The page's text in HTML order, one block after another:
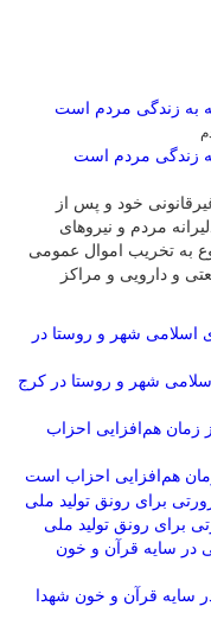
زندگی مردم است
خود و پس از
مردم و نیروهای
به تخریب اموال عمومی
و دارویی و مراکز
اسلامی شهر و روستا در کرج
هم‌افزایی احزاب است
برای رونق تولید ملی
سایه قرآن و خون شهدا